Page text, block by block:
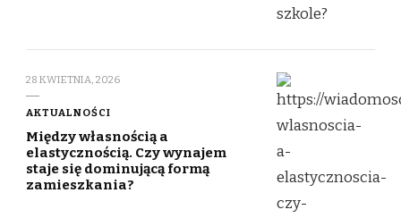
28 KWIETNIA, 2026
AKTUALNOŚCI
Między własnością a
elastycznością. Czy wynajem
staje się dominującą formą
zamieszkania?